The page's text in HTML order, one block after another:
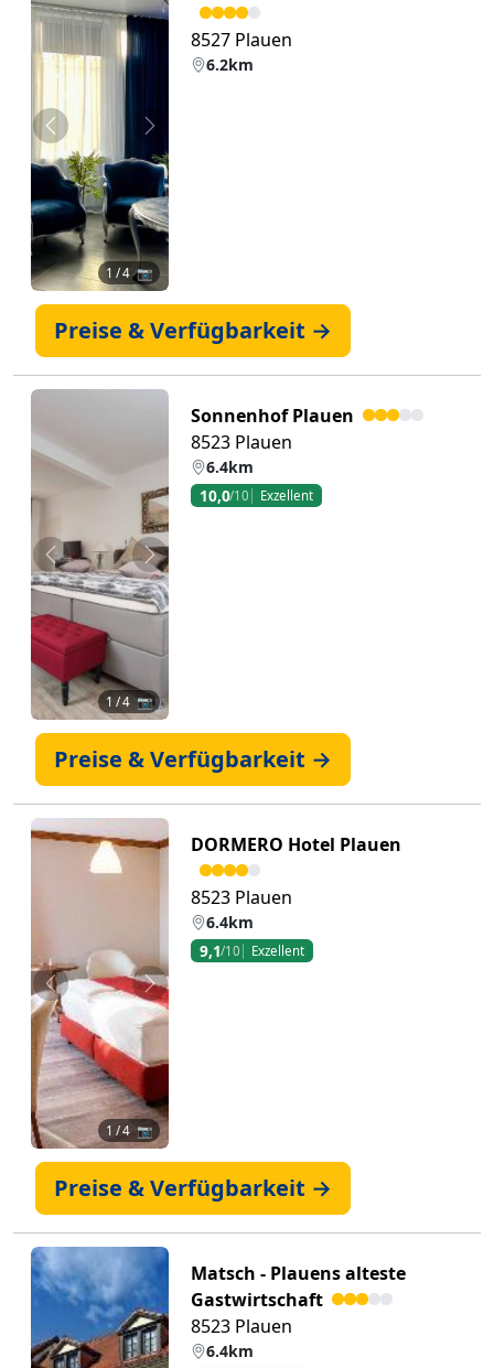
Zurück Weiter
1 / 4 📷
8527 Plauen
6.2km
Preise & Verfügbarkeit →
Zurück Weiter
1 / 4 📷
Sonnenhof Plauen
8523 Plauen
6.4km
10,0/10 Exzellent
Preise & Verfügbarkeit →
Zurück Weiter
1 / 4 📷
DORMERO Hotel Plauen
8523 Plauen
6.4km
9,1/10 Exzellent
Preise & Verfügbarkeit →
Matsch - Plauens alteste
Gastwirtschaft
8523 Plauen
6.4km